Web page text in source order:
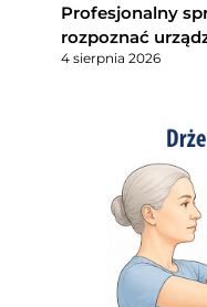
Profesjonalny
rozpoznać
4 sierpnia 2026